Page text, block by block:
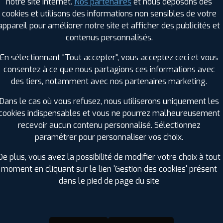
PROFIL PLUS DANS LES VILLES À
Joigny (89)
Migennes (89)
Montbard (21)
Saint-André-les-Vergers (10)
PROFIL PLUS DANS LES
AUBE (10)
+ D'INFOS
cookies et utilisons des informations non sensibles de votre
pour améliorer notre site et afficher des publicités et
contenus personnalisés.
En sélectionnant "Tout accepter", vous acceptez ceci et vous
consentez à ce que nous partagions ces informations avec
des tiers, notamment avec nos partenaires marketing.
le cas où vous refusez, nous utiliserons uniquement les
indispensables et vous ne pourrez malheureusement
recevoir aucun contenu personnalisé. Sélectionnez
paramétrer pour personnaliser vos choix.
plus, vous avez la possibilité de modifier votre choix à tout
moment en cliquant sur le lien 'Gestion des cookies' présent
dans le pied de page du site